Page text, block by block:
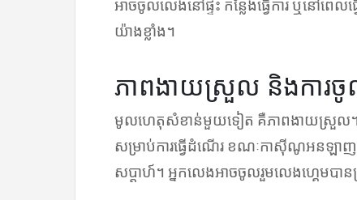
អាចចូលលេងនៅផ្ទះ កន្លែងធ្វើការ ឬនៅពេល
យ៉ាងខ្លាំង។
ភាពងាយស្រួល និងការចូ
មូលហេតុសំខាន់មួយទៀត គឺភាពងាយស្រួល។
សម្រាប់ការធ្វើដំណើរ ខណៈកាស៊ីណូអនឡាញ
សប្តាហ៍។ អ្នកលេងអាចចូលរួមលេងហ្គេមបា